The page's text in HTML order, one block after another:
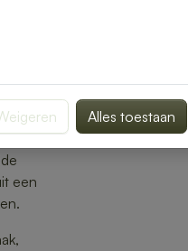
lunch
een
Alles toestaan